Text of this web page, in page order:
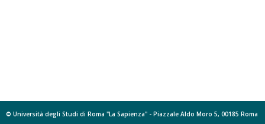
© Università degli Studi di Roma "La Sapienza" - Piazzale Aldo Moro 5, 00185 Roma